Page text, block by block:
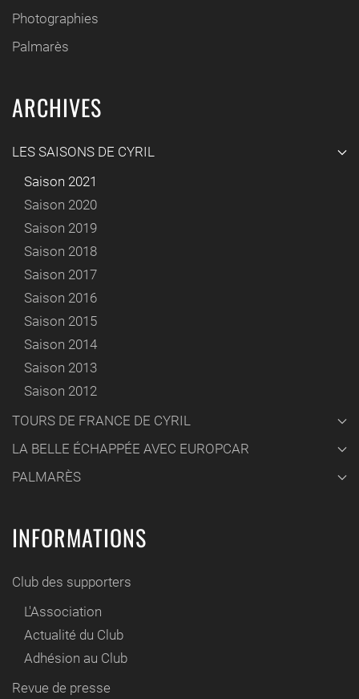
Photographies
Palmarès
ARCHIVES
LES SAISONS DE CYRIL
Saison 2021
Saison 2020
Saison 2019
Saison 2018
Saison 2017
Saison 2016
Saison 2015
Saison 2014
Saison 2013
Saison 2012
TOURS DE FRANCE DE CYRIL
LA BELLE ÉCHAPPÉE AVEC EUROPCAR
PALMARÈS
INFORMATIONS
Club des supporters
L'Association
Actualité du Club
Adhésion au Club
Revue de presse